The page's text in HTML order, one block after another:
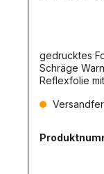
gedrucktes
Schräge
Reflexfolie
universell
Aufbauten